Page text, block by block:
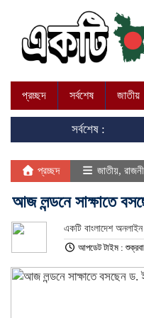
প্রচ্ছদ সর্বশেষ জাতীয়
সর্বশেষ :
প্রচ্ছদ জাতীয়,
আজ লন্ডনে সাক্ষাতে
একটি বাংলাদেশ অনলাইন
আপডেট টাইম :